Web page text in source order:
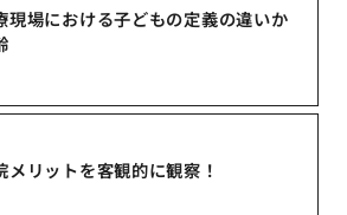
現場における子どもの定義の違いか
リットを客観的に観察！